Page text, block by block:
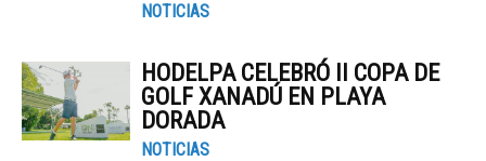
NOTICIAS
HODELPA CELEBRÓ II COPA DE
GOLF XANADÚ EN PLAYA
DORADA
NOTICIAS